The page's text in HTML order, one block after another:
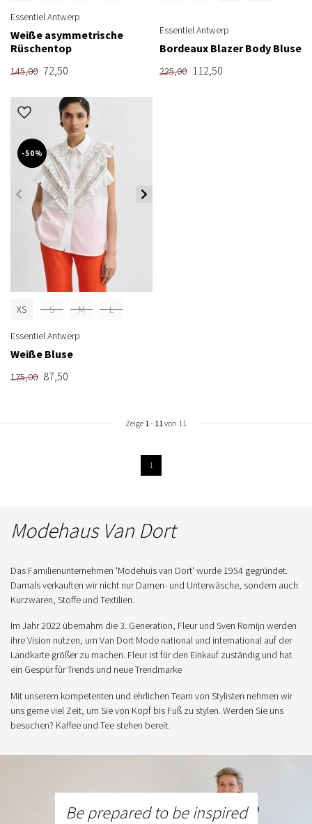
Essentiel Antwerp
Weiße asymmetrische
Rüschentop
145,00 72,50
Essentiel Antwerp
Bordeaux Blazer Body Bluse
225,00 112,50
-50%
XS S M L
Essentiel Antwerp
Weiße Bluse
175,00 87,50
Zeige 1 - 11 von 11
1
Modehaus Van Dort
Das Familienunternehmen 'Modehuis van Dort' wurde 1954 gegründet.
Damals verkauften wir nicht nur Damen- und Unterwäsche, sondern auch
Kurzwaren, Stoffe und Textilien.
Im Jahr 2022 übernahm die 3. Generation, Fleur und Sven Romijn werden
ihre Vision nutzen, um Van Dort Mode national und international auf der
Landkarte größer zu machen. Fleur ist für den Einkauf zuständig und hat
ein Gespür für Trends und neue Trendmarke
Mit unserem kompetenten und ehrlichen Team von Stylisten nehmen wir
uns gerne viel Zeit, um Sie von Kopf bis Fuß zu stylen. Werden Sie uns
besuchen? Kaffee und Tee stehen bereit.
Be prepared to be inspired